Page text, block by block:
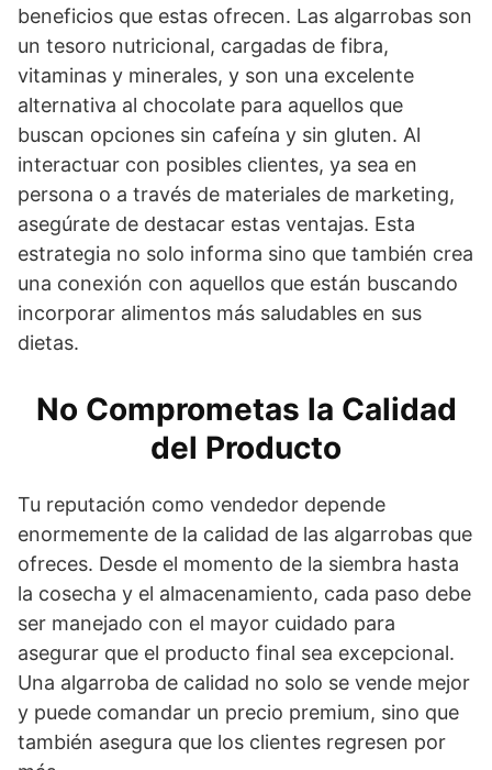
beneficios que estas ofrecen. Las algarrobas son
un tesoro nutricional, cargadas de fibra,
vitaminas y minerales, y son una excelente
alternativa al chocolate para aquellos que
buscan opciones sin cafeína y sin gluten. Al
interactuar con posibles clientes, ya sea en
persona o a través de materiales de marketing,
asegúrate de destacar estas ventajas. Esta
estrategia no solo informa sino que también crea
una conexión con aquellos que están buscando
incorporar alimentos más saludables en sus
dietas.
No Comprometas la Calidad
del Producto
Tu reputación como vendedor depende
enormemente de la calidad de las algarrobas que
ofreces. Desde el momento de la siembra hasta
la cosecha y el almacenamiento, cada paso debe
ser manejado con el mayor cuidado para
asegurar que el producto final sea excepcional.
Una algarroba de calidad no solo se vende mejor
y puede comandar un precio premium, sino que
también asegura que los clientes regresen por